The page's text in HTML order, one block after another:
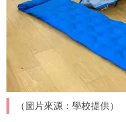
（圖片來源：學校提供）